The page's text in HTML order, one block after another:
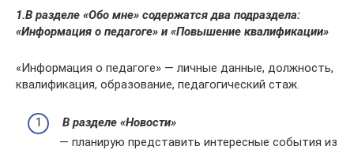
1.В разделе «Обо мне» содержатся два подраздела:
«Информация о педагоге» и «Повышение квалификации»
«Информация о педагоге» — личные данные, должность,
квалификация, образование, педагогический стаж.
В разделе «Новости»
— планирую представить интересные события из